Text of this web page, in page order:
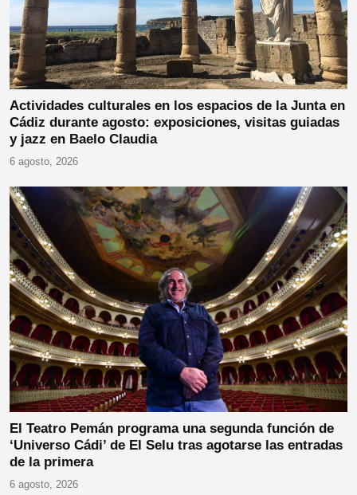
Actividades culturales en los espacios de la Junta en
Cádiz durante agosto: exposiciones, visitas guiadas
y jazz en Baelo Claudia
6 agosto, 2026
El Teatro Pemán programa una segunda función de
‘Universo Cádi’ de El Selu tras agotarse las entradas
de la primera
6 agosto, 2026